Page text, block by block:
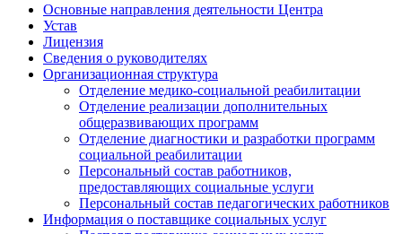
Основные направления деятельности Центра
Устав
Лицензия
Сведения о руководителях
Организационная структура
Отделение медико-социальной реабилитации
Отделение реализации дополнительных
общеразвивающих программ
Отделение диагностики и разработки программ
социальной реабилитации
Персональный состав работников,
предоставляющих социальные услуги
Персональный состав педагогических работников
Информация о поставщике социальных услуг